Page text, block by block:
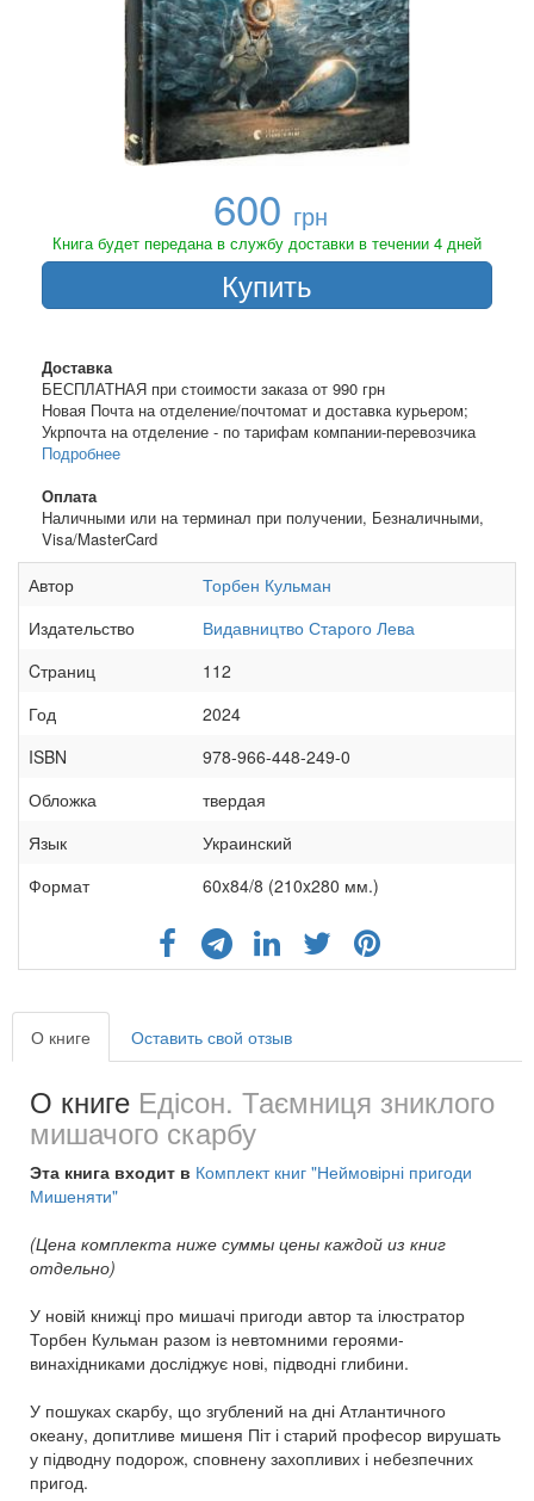
600 грн
Книга будет передана в службу доставки в течении 4 дней
Купить
Доставка
БЕСПЛАТНАЯ при стоимости заказа от 990 грн
Новая Почта на отделение/почтомат и доставка курьером;
Укрпочта на отделение - по тарифам компании-перевозчика
Подробнее
Оплата
Наличными или на терминал при получении, Безналичными,
Visa/MasterCard
Автор
Торбен Кульман
Издательство
Видавництво Старого Лева
Cтраниц
112
Год
2024
ISBN
978-966-448-249-0
Обложка
твердая
Язык
Украинский
Формат
60x84/8 (210x280 мм.)
О книге Оставить свой отзыв
О книге Едісон. Таємниця зниклого
мишачого скарбу
Эта книга входит в Комплект книг "Неймовірні пригоди
Мишеняти"
(Цена комплекта ниже суммы цены каждой из книг
отдельно)
У новій книжці про мишачі пригоди автор та ілюстратор
Торбен Кульман разом із невтомними героями-
винахідниками досліджує нові, підводні глибини.
У пошуках скарбу, що згублений на дні Атлантичного
океану, допитливе мишеня Піт і старий професор вирушать
у підводну подорож, сповнену захопливих і небезпечних
пригод.